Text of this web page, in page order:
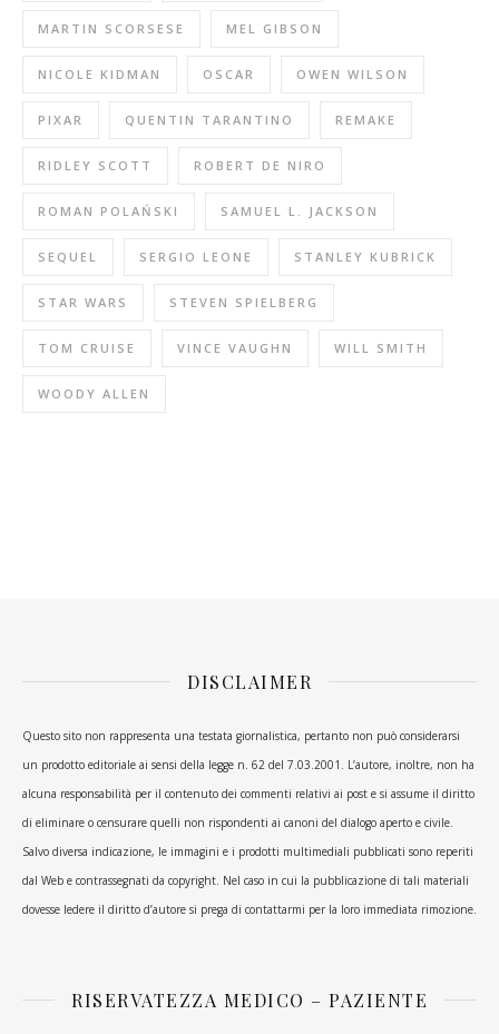
MARTIN SCORSESE MEL GIBSON
NICOLE KIDMAN OSCAR OWEN WILSON
PIXAR QUENTIN TARANTINO REMAKE
RIDLEY SCOTT ROBERT DE NIRO
ROMAN POLAŃSKI SAMUEL L. JACKSON
SEQUEL SERGIO LEONE STANLEY KUBRICK
STAR WARS STEVEN SPIELBERG
TOM CRUISE VINCE VAUGHN WILL SMITH
WOODY ALLEN
DISCLAIMER
Questo sito non rappresenta una testata giornalistica, pertanto non può considerarsi
un prodotto editoriale ai sensi della legge n. 62 del 7.03.2001. L’autore, inoltre, non ha
alcuna responsabilità per il contenuto dei commenti relativi ai post e si assume il diritto
di eliminare o censurare quelli non rispondenti ai canoni del dialogo aperto e civile.
Salvo diversa indicazione, le immagini e i prodotti multimediali pubblicati sono reperiti
dal Web e contrassegnati da copyright. Nel caso in cui la pubblicazione di tali materiali
dovesse ledere il diritto d’autore si prega di contattarmi per la loro immediata rimozione.
RISERVATEZZA MEDICO – PAZIENTE